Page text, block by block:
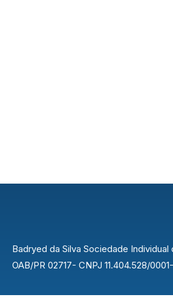
Badryed da Silva Sociedade
OAB/PR 02717- CNPJ 11.404.528/